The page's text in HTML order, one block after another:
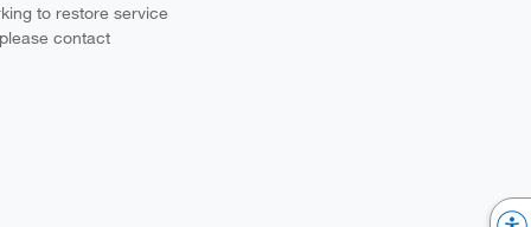
to restore service
contact